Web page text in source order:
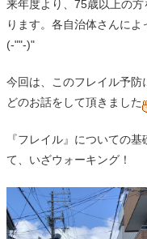
来年度より、75歳以上の方
ります。各自治体さんに
(-""-)"
今回は、このフレイル予防
どのお話をして頂きました
『フレイル』についての
て、いざウォーキング！